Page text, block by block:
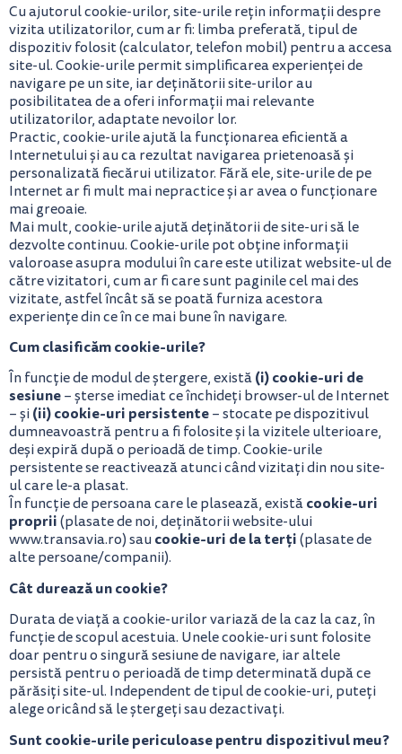
Cu ajutorul cookie-urilor, site-urile rețin informații despre
vizita utilizatorilor, cum ar fi: limba preferată, tipul de
dispozitiv folosit (calculator, telefon mobil) pentru a accesa
site-ul. Cookie-urile permit simplificarea experienței de
navigare pe un site, iar deținătorii site-urilor au
posibilitatea de a oferi informații mai relevante
utilizatorilor, adaptate nevoilor lor.
Practic, cookie-urile ajută la funcționarea eficientă a
Internetului și au ca rezultat navigarea prietenoasă și
personalizată fiecărui utilizator. Fără ele, site-urile de pe
Internet ar fi mult mai nepractice și ar avea o funcționare
mai greoaie.
Mai mult, cookie-urile ajută deținătorii de site-uri să le
dezvolte continuu. Cookie-urile pot obține informații
valoroase asupra modului în care este utilizat website-ul de
către vizitatori, cum ar fi care sunt paginile cel mai des
vizitate, astfel încât să se poată furniza acestora
experiențe din ce în ce mai bune în navigare.
Cum clasificăm cookie-urile?
În funcție de modul de ștergere, există(i) cookie-uri de
sesiune– șterse imediat ce închideți browser-ul de Internet
– și(ii) cookie-uri persistente– stocate pe dispozitivul
dumneavoastră pentru a fi folosite și la vizitele ulterioare,
deși expiră după o perioadă de timp. Cookie-urile
persistente se reactivează atunci când vizitați din nou site-
ul care le-a plasat.
În funcție de persoana care le plasează, existăcookie-uri
proprii(plasate de noi, deținătorii website-ului
www.transavia.ro) saucookie-uri de la terți(plasate de
alte persoane/companii).
Cât durează un cookie?
Durata de viață a cookie-urilor variază de la caz la caz, în
funcție de scopul acestuia. Unele cookie-uri sunt folosite
doar pentru o singură sesiune de navigare, iar altele
persistă pentru o perioadă de timp determinată după ce
părăsiți site-ul. Independent de tipul de cookie-uri, puteți
alege oricând să le ștergeți sau dezactivați.
Sunt cookie-urile periculoase pentru dispozitivul meu?